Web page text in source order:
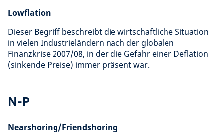
Lowflation
Dieser Begriff beschreibt die wirtschaftliche Situation
in vielen Industrieländern nach der globalen
Finanzkrise 2007/08, in der die Gefahr einer Deflation
(sinkende Preise) immer präsent war.
N-P
Nearshoring/Friendshoring